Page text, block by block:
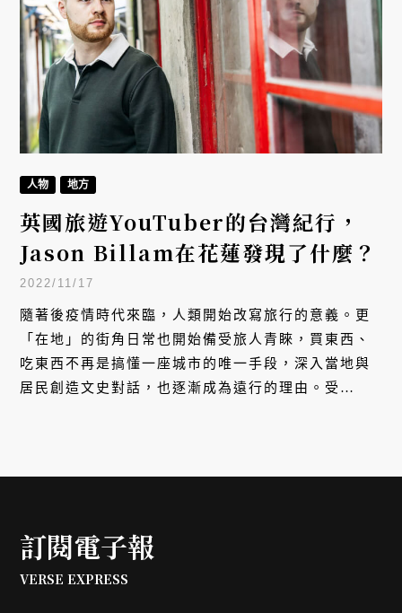
人物 地方
英國旅遊YouTuber的台灣紀行，
Jason Billam在花蓮發現了什麼？
隨著後疫情時代來臨，人類開始改寫旅行的意義。更
「在地」的街角日常也開始備受旅人青睞，買東西、
吃東西不再是搞懂一座城市的唯一手段，深入當地與
居民創造文史對話，也逐漸成為遠行的理由。受
Taiwan Pitch 邀約，英國旅遊頻道「Jason Billam
Travel」主理人 Jason Billam 來台尋訪原住民的故
事，離開喧囂的都市，這位旅遊達人前往東台灣、深
入花蓮，尋訪阿美族、泰雅族與太魯閣族的文化脈
絡，用外國人的視角，探尋著台灣原住民的工藝與生